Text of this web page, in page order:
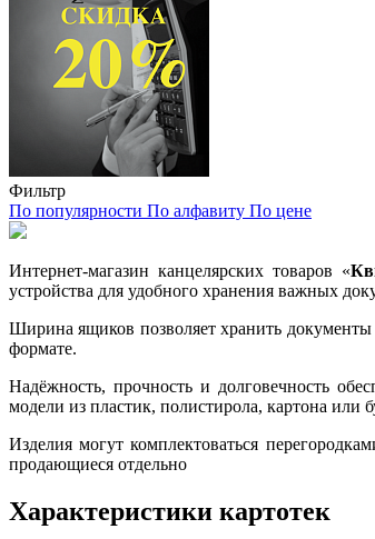
Фильтр
По популярности По алфавиту По цене
Интернет-магазин канцелярских товаров «
устройства для удобного хранения важных
Ширина ящиков позволяет хранить
формате.
Надёжность, прочность и долговечность
модели из пластик, полистирола, картона или
Изделия могут комплектоваться
продающиеся отдельно
Характеристики картотек